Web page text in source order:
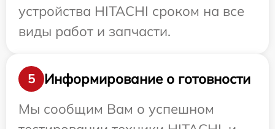
устройства HITACHI сроком на все
виды работ и запчасти.
5
Информирование о готовности
Мы сообщим Вам о успешном